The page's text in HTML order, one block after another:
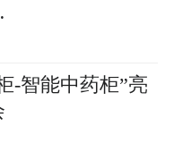
-智能中药柜”亮